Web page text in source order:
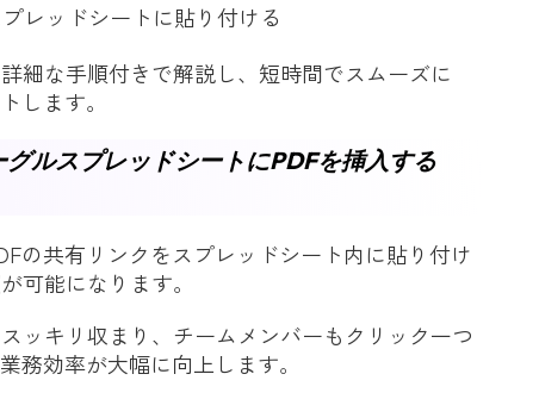
レッドシートに貼り付ける
細な手順付きで解説し、短時間でスムーズに
します。
ルスプレッドシートにPDFを挿入する
の共有リンクをスプレッドシート内に貼り付け
可能になります。
ッキリ収まり、チームメンバーもクリック一つ
務効率が大幅に向上します。